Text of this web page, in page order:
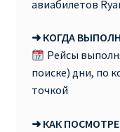
авиабилетов
➜ КОГДА
Рейсы
поиске) дни, по
точкой
➜ КАК